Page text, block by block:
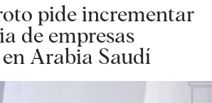
pide incrementar
de empresas
Arabia Saudí